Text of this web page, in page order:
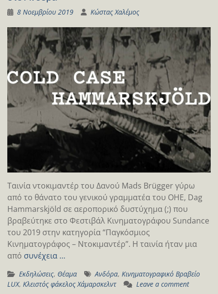
8 Νοεμβρίου 2019 Κώστας Χαλέμος
Ταινία ντοκιμαντέρ του Δανού Mads Brügger γύρω
από το θάνατο του γενικού γραμματέα του ΟΗΕ, Dag
Hammarskjöld σε αεροπορικό δυστύχημα (;) που
βραβεύτηκε στο Φεστιβάλ Κινηματογράφου Sundance
του 2019 στην κατηγορία “Παγκόσμιος
Κινηματογράφος – Ντοκιμαντέρ”. Η ταινία ήταν μια
από συνέχεια …
Εκδηλώσεις, Θέαμα Ανδόρα, Κινηματογραφικό Βραβείο
LUX, Κλειστός φάκελος Χάμαρσκελντ Leave a comment